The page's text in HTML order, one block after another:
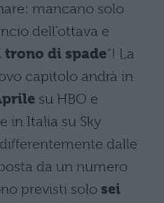
mancano solo
dell’ottava e
trono di spade“! La
capitolo andrà in
su HBO e
in Italia su Sky
dalle
da un numero
previsti solo sei